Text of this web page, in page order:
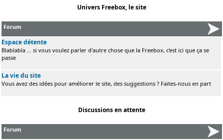
Univers Freebox, le site
Forum
Espace détente
Blablabla ... si vous voulez parler d'autre chose que la Freebox, c'est ici que ça se
passe
La vie du site
Vous avez des idées pour améliorer le site, des suggestions ? Faites-nous en part
Discussions en attente
Forum